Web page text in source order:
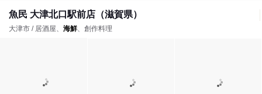
魚民 大津北口駅前店（滋賀県）
大津市 / 居酒屋、 海鮮、創作料理